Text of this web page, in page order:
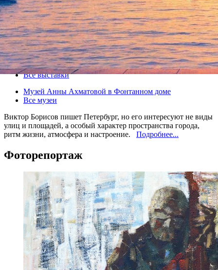
“Пространство памяти”
Виктора Борисова
21 августа 2012, вторник-02 сентября 2012, воскресенье
Версия для печати
Все выставки
Музей Анны Ахматовой в Фонтанном доме
Все музеи
Виктор Борисов пишет Петербург, но его интересуют не виды
улиц и площадей, а особый характер пространства города,
ритм жизни, атмосфера и настроение. Подробнее...
Фоторепортаж